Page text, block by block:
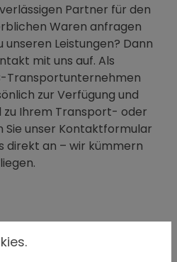
Partner für den
Waren anfragen
Leistungen? Dann
mit uns auf. Als
Transportunternehmen
zur Verfügung und
zu Ihrem Transport- oder
Sie unser Kontaktformular
direkt an – wir kümmern